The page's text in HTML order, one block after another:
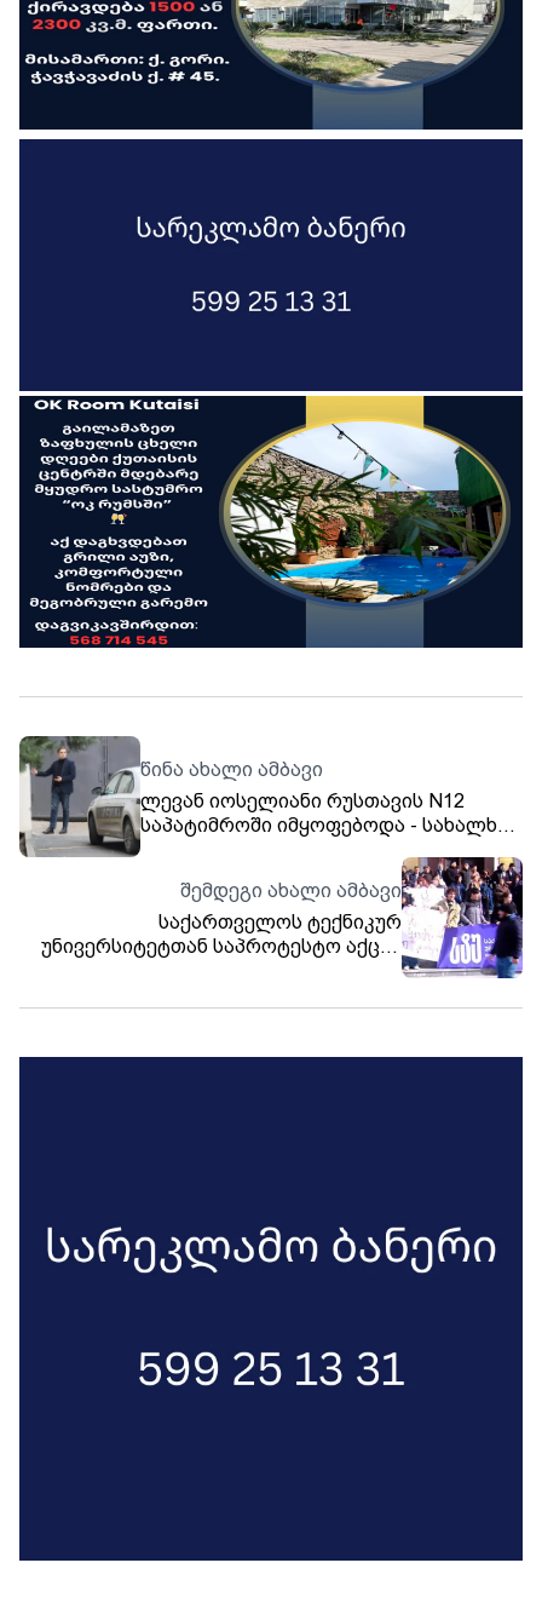
წინა ახალი ამბავი
ლევან იოსელიანი რუსთავის N12
საპატიმროში იმყოფებოდა - სახალხო
ბურჭულაძეს, მურთაზ ზოდელავას,
გრიგოლ ლილუაშვილს, მიხეილ
სააკაშვილს, ირაკლი ღარიბაშვილს
და ლევან ხაბეიშვილს ესაუბრა
შემდეგი ახალი ამბავი
საქართველოს ტექნიკურ
უნივერსიტეტთან საპროტესტო აქცია